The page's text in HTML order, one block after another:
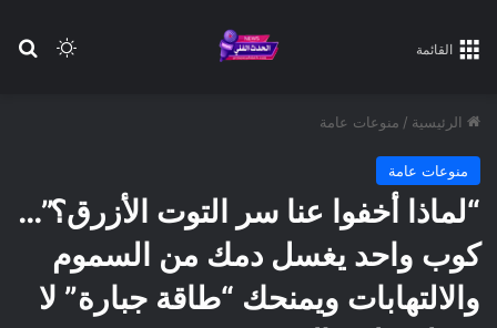
الوضع القائمة
الرئيسية / منوعات عامة
منوعات عامة
“لماذا أخفوا عنا سر التوت الأزرق؟”…
كوب واحد يغسل دمك من السموم
والالتهابات ويمنحك “طاقة جبارة” لا